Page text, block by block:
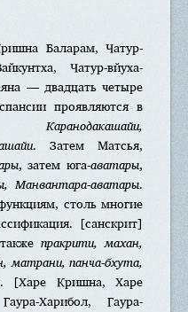
Баларам, Чатур-
Чатур-вйуха-
— двадцать четыре
проявляются в
Каранодакашайи,
. Затем Матсья,
, затем юга-аватары,
Манвантара-аватары.
столь многие
[санскрит]
пракрити, махан,
матрани, панча-бхута,
[Харе Кришна, Харе
Харибол, Гаура-